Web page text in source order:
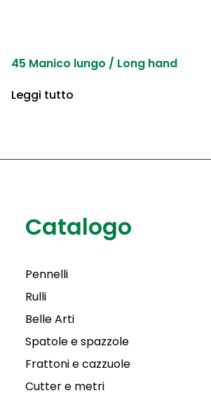
45 Manico lungo / Long hand
Leggi tutto
Catalogo
Pennelli
Rulli
Belle Arti
Spatole e spazzole
Frattoni e cazzuole
Cutter e metri